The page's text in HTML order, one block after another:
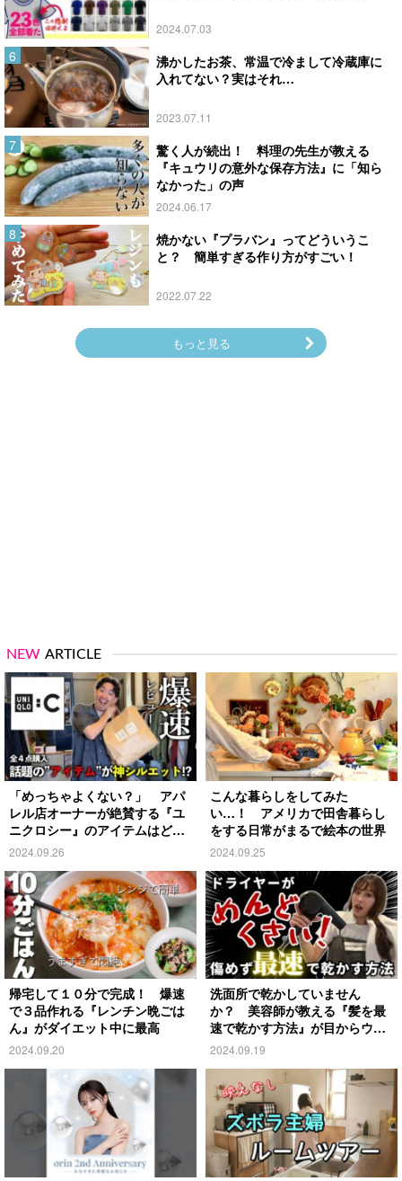
2024.07.03
沸かしたお茶、常温で冷まして冷蔵庫に
入れてない？実はそれ…
2023.07.11
驚く人が続出！ 料理の先生が教える
『キュウリの意外な保存方法』に「知ら
なかった」の声
2024.06.17
焼かない『プラバン』ってどういうこ
と？ 簡単すぎる作り方がすごい！
2022.07.22
もっと見る
NEW ARTICLE
「めっちゃよくない？」 アパ
レル店オーナーが絶賛する『ユ
ニクロシー』のアイテムはど
れ？
2024.09.26
こんな暮らしをしてみた
い…！ アメリカで田舎暮らし
をする日常がまるで絵本の世界
2024.09.25
帰宅して１０分で完成！ 爆速
で３品作れる『レンチン晩ごは
ん』がダイエット中に最高
2024.09.20
洗面所で乾かしていません
か？ 美容師が教える『髪を最
速で乾かす方法』が目からウロ
コ
2024.09.19